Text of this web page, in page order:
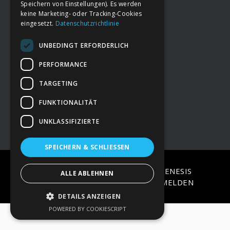
FooterDeine Spende
→ Impressum
→Kontakt zum PAO Team
COPYRIGHT © 2026 · ON
GENESIS
FRAMEWORK·WORDPRESS·ANMELDEN
Speichern von Einstellungen). Es werden
keine Marketing- oder Tracking-Cookies
eingesetzt. Datenschutzrichtlinie
UNBEDINGT ERFORDERLICH
PERFORMANCE
TARGETING
FUNKTIONALITÄT
UNKLASSIFIZIERTE
SPEICHERN & SCHLIESSEN
ALLE ABLEHNEN
DETAILS ANZEIGEN
POWERED BY COOKIESCRIPT